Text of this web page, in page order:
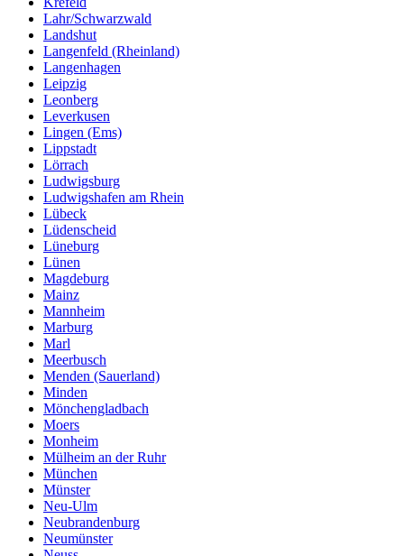
Lahr/Schwarzwald
Landshut
Langenfeld (Rheinland)
Langenhagen
Leipzig
Leonberg
Leverkusen
Lingen (Ems)
Lippstadt
Lörrach
Ludwigsburg
Ludwigshafen am Rhein
Lübeck
Lüdenscheid
Lüneburg
Lünen
Magdeburg
Mainz
Mannheim
Marburg
Marl
Meerbusch
Menden (Sauerland)
Minden
Mönchengladbach
Moers
Monheim
Mülheim an der Ruhr
München
Münster
Neu-Ulm
Neubrandenburg
Neumünster